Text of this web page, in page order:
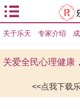
用户登
关于乐天 专家介绍
关爱全民心理健康
<<点我下载